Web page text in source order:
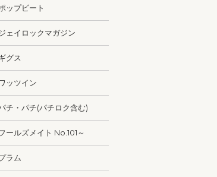
ップビート
ェイロックマガジン
グス
ッツイン
チ・パチ(パチロク含む)
ールズメイト No.101～
ラム